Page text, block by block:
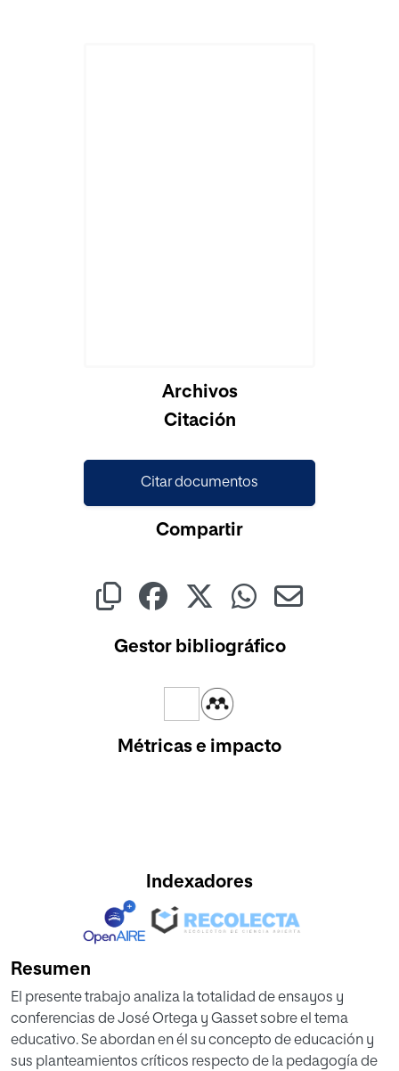
Archivos
Citación
Citar documentos
Compartir
Gestor bibliográfico
Métricas e impacto
Indexadores
Resumen
El presente trabajo analiza la totalidad de ensayos y
conferencias de José Ortega y Gasset sobre el tema
educativo. Se abordan en él su concepto de educación y
sus planteamientos críticos respecto de la pedagogía de